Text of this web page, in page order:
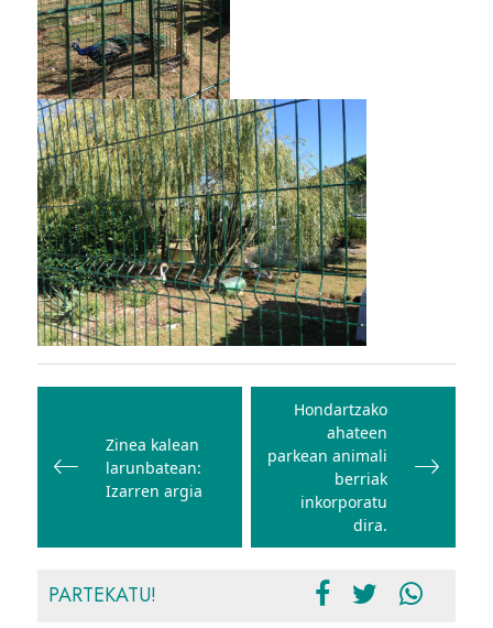
Bidalketetan
nabigatuZinea kalean
larunbatean:
Izarren argia
Hondartzako
ahateen
parkean animali
berriak
inkorporatu
dira.
PARTEKATU!